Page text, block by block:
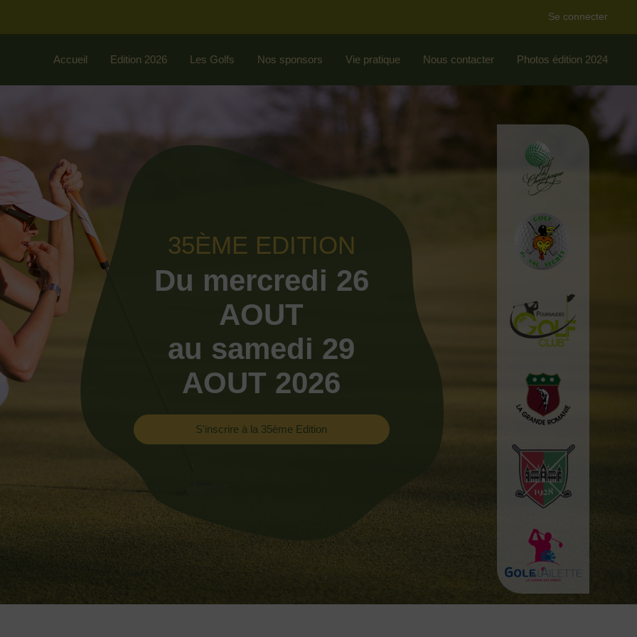
Se connecter
Accueil Edition 2026 Les Golfs Nos sponsors Vie pratique Nous contacter Photos édition 2024
35ÈME EDITION
Du mercredi 26
AOUT
au samedi 29
AOUT 2026
S'inscrire à la 35ème Edition